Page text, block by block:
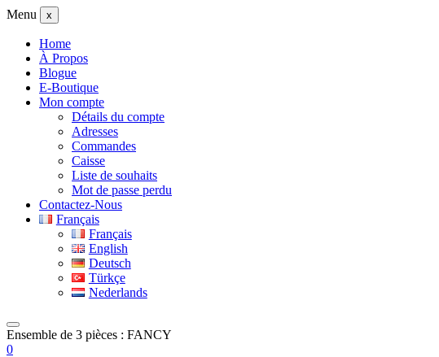
Menu x
Home
À Propos
Blogue
E-Boutique
Mon compte
Détails du compte
Adresses
Commandes
Caisse
Liste de souhaits
Mot de passe perdu
Contactez-Nous
Français
Français
English
Deutsch
Türkçe
Nederlands
Ensemble de 3 pièces : FANCY
0